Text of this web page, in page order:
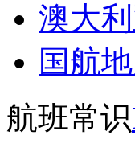
澳大
国航
航班常识